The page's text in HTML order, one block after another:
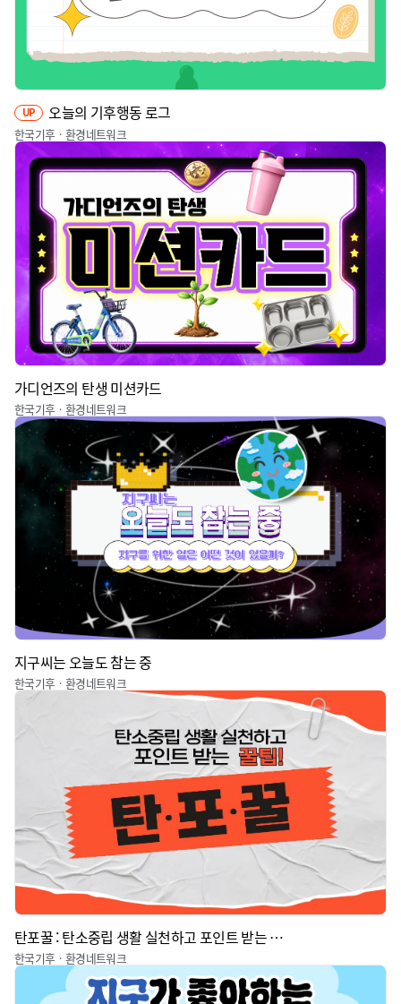
UP 오늘의 기후행동 로그
한국기후ㆍ환경네트워크
가디언즈의 탄생 미션카드
한국기후ㆍ환경네트워크
지구씨는 오늘도 참는 중
한국기후ㆍ환경네트워크
탄포꿀 : 탄소중립 생활 실천하고 포인트 받는 꿀팁
한국기후ㆍ환경네트워크